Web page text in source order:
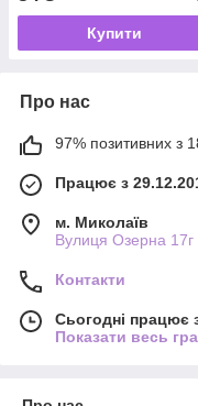
Купити
Про нас
97% позитивних з
Працює з
м. Миколаїв
Вулиця Озерна
Контакти
Сьогодні працює
Показати весь